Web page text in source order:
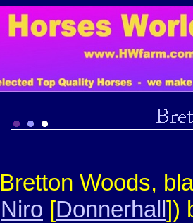
Bretton Woods,
Niro [Donnerhall])